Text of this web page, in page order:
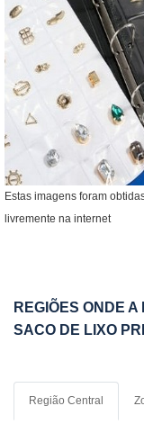
Estas imagens foram
livremente na internet
REGIÕES ONDE
SACO DE LIXO
Região Central